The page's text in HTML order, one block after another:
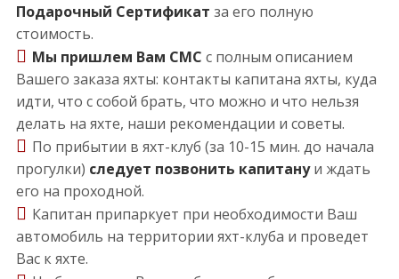
Подарочный Сертификат за его полную
стоимость.
Мы пришлем Вам СМС с полным описанием
Вашего заказа яхты: контакты капитана яхты, куда
идти, что с собой брать, что можно и что нельзя
делать на яхте, наши рекомендации и советы.
По прибытии в яхт-клуб (за 10-15 мин. до начала
прогулки) следует позвонить капитануи ждать
его на проходной.
Капитан припаркует при необходимости Ваш
автомобиль на территории яхт-клуба и проведет
Вас к яхте.